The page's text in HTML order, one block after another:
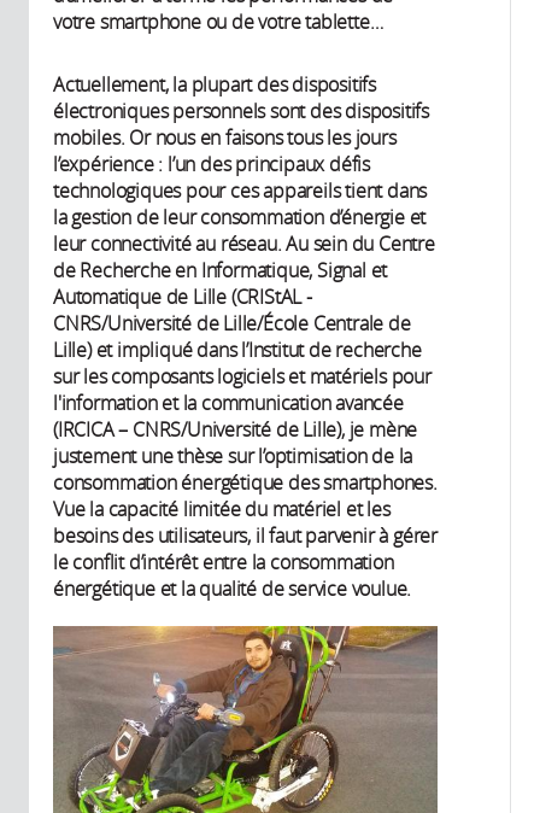
votre smartphone ou de votre tablette…
Actuellement, la plupart des dispositifs
électroniques personnels sont des dispositifs
mobiles. Or nous en faisons tous les jours
l’expérience : l’un des principaux défis
technologiques pour ces appareils tient dans
la gestion de leur consommation d’énergie et
leur connectivité au réseau. Au sein du Centre
de Recherche en Informatique, Signal et
Automatique de Lille (CRIStAL -
CNRS/Université de Lille/École Centrale de
Lille) et impliqué dans l’Institut de recherche
sur les composants logiciels et matériels pour
l'information et la communication avancée
(IRCICA – CNRS/Université de Lille), je mène
justement une thèse sur l’optimisation de la
consommation énergétique des smartphones.
Vue la capacité limitée du matériel et les
besoins des utilisateurs, il faut parvenir à gérer
le conflit d’intérêt entre la consommation
énergétique et la qualité de service voulue.